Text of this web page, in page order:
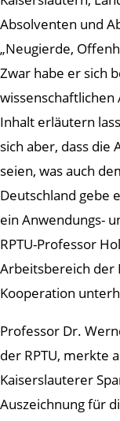
Absolventen und
„Neugierde,
Zwar habe er sich
wissenschaftlichen
Inhalt erläutern
sich aber, dass die
seien, was auch
Deutschland gebe
ein Anwendungs-
RPTU-Professor
Arbeitsbereich der
Kooperation
Professor Dr.
der RPTU, merkte
Kaiserslauterer
Auszeichnung für